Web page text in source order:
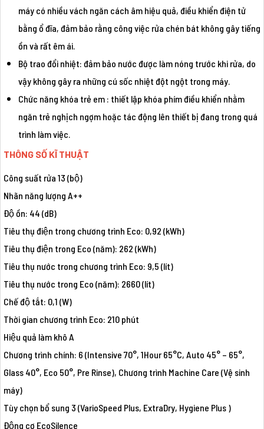
máy có nhiều vách ngăn cách âm hiệu quả, điều khiển điện tử
bằng ổ đĩa, đảm bảo rằng công việc rửa chén bát không gây tiếng
ồn và rất êm ái.
Bộ trao đổi nhiệt: đảm bảo nước được làm nóng trước khi rửa, do
vậy không gây ra những cú sốc nhiệt đột ngột trong máy.
Chức năng khóa trẻ em : thiết lập khóa phím điều khiển nhằm
ngăn trẻ nghịch ngợm hoặc tác động lên thiết bị đang trong quá
trình làm việc.
THÔNG SỐ KĨ THUẬT
Công suất rửa 13 (bộ)
Nhãn năng lượng A++
Độ ồn: 44 (dB)
Tiêu thụ điện trong chương trình Eco: 0,92 (kWh)
Tiêu thụ điện trong Eco (năm): 262 (kWh)
Tiêu thụ nước trong chương trình Eco: 9,5 (lít)
Tiêu thụ nước trong Eco (năm): 2660 (lít)
Chế độ tắt: 0,1 (W)
Thời gian chương trình Eco: 210 phút
Hiệu quả làm khô A
Chương trình chính: 6 (Intensive 70°, 1Hour 65°C, Auto 45° – 65°,
Glass 40°, Eco 50°, Pre Rinse), Chương trình Machine Care (Vệ sinh
máy)
Tùy chọn bổ sung 3 (VarioSpeed Plus, ExtraDry, Hygiene Plus )
Động cơ EcoSilence